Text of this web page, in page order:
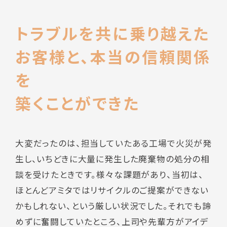
トラブルを共に乗り越えた
お客様と、本当の信頼関係
を
築くことができた
大変だったのは、担当していたある工場で火災が発
生し、いちどきに大量に発生した廃棄物の処分の相
談を受けたときです。様々な課題があり、当初は、
ほとんどアミタではリサイクルのご提案ができない
かもしれない、という厳しい状況でした。それでも諦
めずに奮闘していたところ、上司や先輩方がアイデ